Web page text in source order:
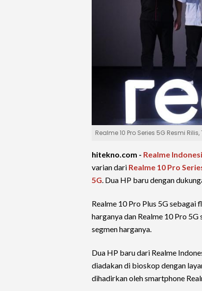
Realme 10 Pro Series 5G Resmi
hitekno.com - Realme
varian dari Realme 10 Pro
5G. Dua HP baru dengan
Realme 10 Pro Plus 5G
harganya dan Realme 10 Pro
segmen harganya.
Dua HP baru dari Realme
diadakan di bioskop dengan
dihadirkan oleh smartphone